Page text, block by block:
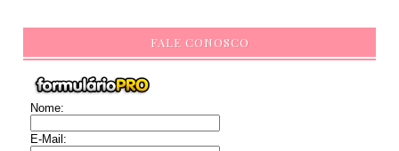
FALE CONOSCO
Nome:
E-Mail: